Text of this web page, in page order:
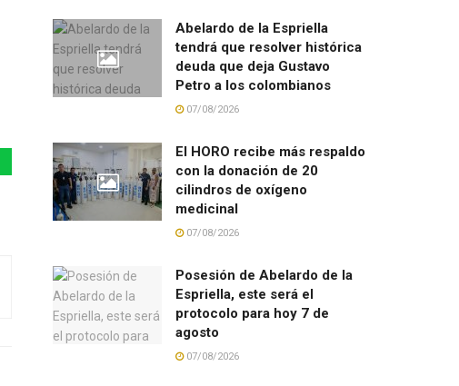
Abelardo de la Espriella
tendrá que resolver histórica
deuda que deja Gustavo
Petro a los colombianos
07/08/2026
El HORO recibe más respaldo
con la donación de 20
cilindros de oxígeno
medicinal
07/08/2026
Posesión de Abelardo de la
Espriella, este será el
protocolo para hoy 7 de
agosto
07/08/2026